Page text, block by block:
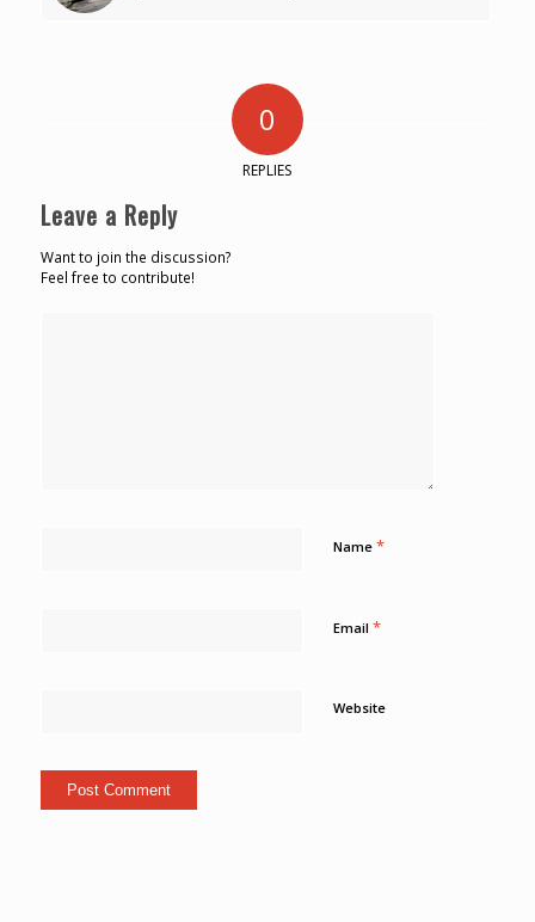
0
REPLIES
Leave a Reply
Want to join the discussion?
Feel free to contribute!
Name *
Email *
Website